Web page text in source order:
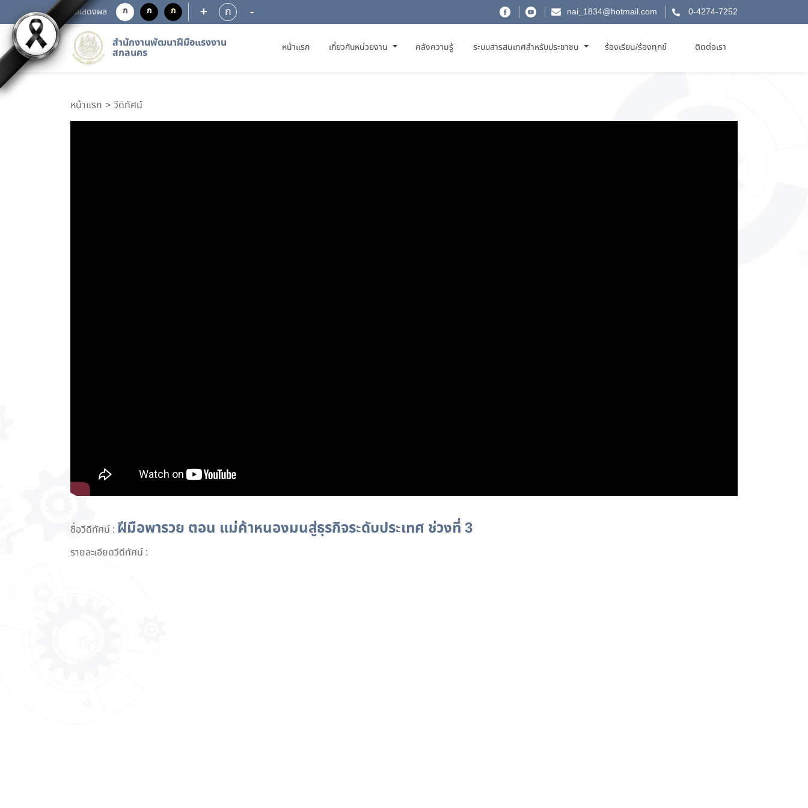
การแสดงผล ก ก ก + ก - nai_1834@hotmail.com 0-4274-7252
สำนักงานพัฒนาฝีมือแรงงาน
สกลนคร หน้าแรก(CURRENT)
เกี่ยวกับหน่วยงาน คลังความรู้ ระบบสารสนเทศสำหรับประชาชน ร้องเรียน/ร้องทุกข์ ติดต่อเรา
หน้าแรก วีดิทัศน์
ชื่อวีดีทัศน์ : ฝีมือพารวย ตอน แม่ค้าหนองมนสู่ธุรกิจระดับประเทศ ช่วงที่ 3
รายละเอียดวีดีทัศน์ :